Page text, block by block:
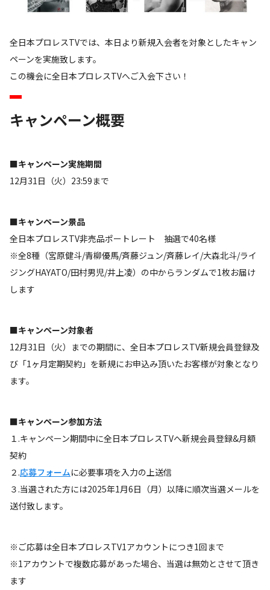
全日本プロレスTVでは、本日より新規入会者を対象としたキャン
ペーンを実施致します。
この機会に全日本プロレスTVへご入会下さい！
キャンペーン概要
■キャンペーン実施期間
12月31日（火）23:59まで
■キャンペーン景品
全日本プロレスTV非売品ポートレート 抽選で40名様
※全8種（宮原健斗/青柳優馬/斉藤ジュン/斉藤レイ/大森北斗/ライ
ジングHAYATO/田村男児/井上凌）の中からランダムで1枚お届け
します
■キャンペーン対象者
12月31日（火）までの期間に、全日本プロレスTV新規会員登録及
び「1ヶ月定期契約」を新規にお申込み頂いたお客様が対象となり
ます。
■キャンペーン参加方法
１.キャンペーン期間中に全日本プロレスTVへ新規会員登録&月額
契約
２.応募フォームに必要事項を入力の上送信
３.当選された方には2025年1月6日（月）以降に順次当選メールを
送付致します。
※ご応募は全日本プロレスTV1アカウントにつき1回まで
※1アカウントで複数応募があった場合、当選は無効とさせて頂き
ます